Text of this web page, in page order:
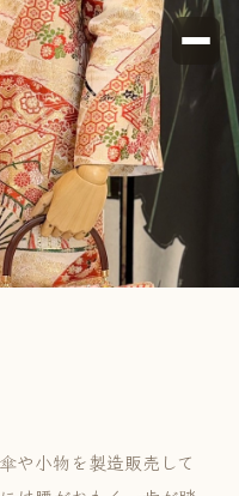
や小物を製造販売して